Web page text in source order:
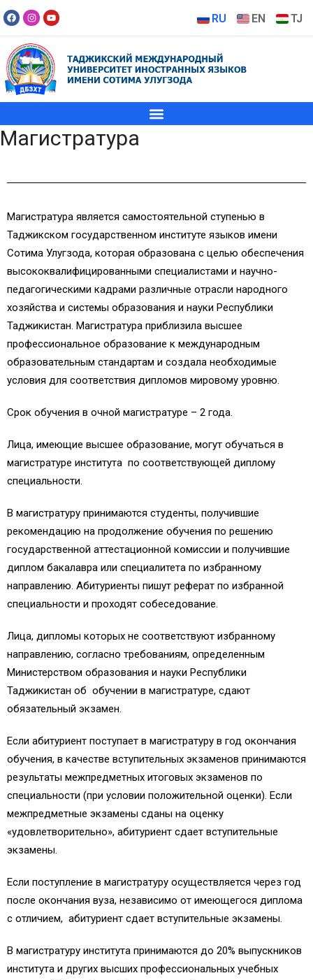
RU EN TJ
Магистратура
Магистратура является самостоятельной ступенью в
Таджикском государственном институте языков имени
Сотима Улугзода, которая образована с целью обеспечения
высококвалифицированными специалистами и научно-
педагогическими кадрами различные отрасли народного
хозяйства и системы образования и науки Республики
Таджикистан. Магистратура приблизила высшее
профессиональное образование к международным
образовательным стандартам и создала необходимые
условия для соответствия дипломов мировому уровню.
Срок обучения в очной магистратуре – 2 года.
Лица, имеющие высшее образование, могут обучаться в
магистратуре института по соответствующей диплому
специальности.
В магистратуру принимаются студенты, получившие
рекомендацию на продолжение обучения по решению
государственной аттестационной комиссии и получившие
диплом бакалавра или специалитета по избранному
направлению. Абитуриенты пишут реферат по избранной
специальности и проходят собеседование.
Лица, дипломы которых не соответствуют избранному
направлению, согласно требованиям, определенным
Министерством образования и науки Республики
Таджикистан об обучении в магистратуре, сдают
обязательный экзамен.
Если абитуриент поступает в магистратуру в год окончания
обучения, в качестве вступительных экзаменов принимаются
результаты межпредметных итоговых экзаменов по
специальности (при условии положительной оценки). Если
межпредметные экзамены сданы на оценку
«удовлетворительно», абитуриент сдает вступительные
экзамены.
Если поступление в магистратуру осуществляется через год
после окончания вуза, независимо от имеющегося диплома
с отличием, абитуриент сдает вступительные экзамены.
В магистратуру института принимаются до 20% выпускников
института и других высших профессиональных учебных